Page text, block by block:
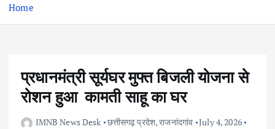
Home
प्रधानमंत्री सूर्यघर मुफ्त बिजली योजना से
रोशन हुआ कामती साहू का घर
IMNB News Desk छत्तीसगढ़ प्रदेश,राजनांदगांव July 4, 2026